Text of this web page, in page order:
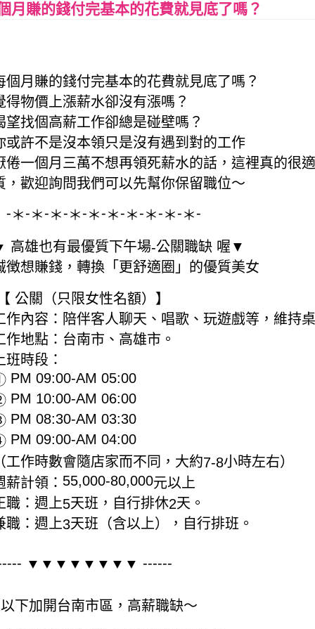
月賺的錢付完基本的花費就見底了嗎？
個月賺的錢付完基本的花費就見底了嗎？
得物價上漲薪水卻沒有漲嗎？
望找個高薪工作卻總是碰壁嗎？
或許不是沒本領只是沒有遇到對的工作
倦一個月三萬不想再領死薪水的話，這裡真的很
，歡迎詢問我們可以先幫你保留職位～
-＊-＊-＊-＊-＊-＊-＊-＊-＊-＊-
高雄也有最優質下午場-公關職缺 喔▼
徴想賺錢，轉換「更舒適圈」的優質美女
公關（只限女性名額）】
作內容：陪伴客人聊天、唱歌、玩遊戲等，維持
作地點：台南市、高雄市。
班時段：
PM 09:00-AM 05:00
PM 10:00-AM 06:00
PM 08:30-AM 03:30
PM 09:00-AM 04:00
工作時數會隨店家而不同，大約7-8小時左右）
薪計領： 55,000-80,000元以上
職：週上5天班，自行排休2天。
職：週上3天班（含以上），自行排班。
▼▼▼▼▼▼▼▼ ------
以下加開台南市區，高薪職缺～